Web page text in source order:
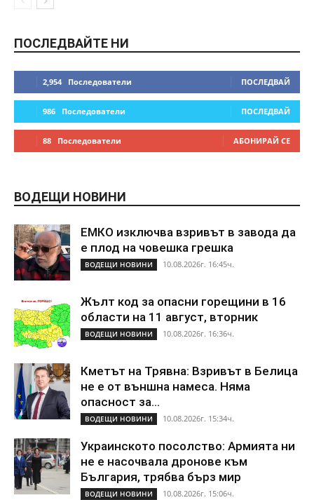
ПОСЛЕДВАЙТЕ НИ
2,954 Последователи ПОСЛЕДВАЙ
986 Последователи ПОСЛЕДВАЙ
88 Последователи АБОНИРАЙ СЕ
ВОДЕЩИ НОВИНИ
ЕМКО изключва взривът в завода да
е плод на човешка грешка
ВОДЕЩИ НОВИНИ 10.08.2026г. 16:45ч.
Жълт код за опасни горещини в 16
области на 11 август, вторник
ВОДЕЩИ НОВИНИ 10.08.2026г. 16:36ч.
Кметът на Трявна: Взривът в Белица
не е от външна намеса. Няма
опасност за...
ВОДЕЩИ НОВИНИ 10.08.2026г. 15:34ч.
Украинското посолство: Армията ни
не е насочвала дронове към
България, трябва бърз мир
ВОДЕЩИ НОВИНИ 10.08.2026г. 15:06ч.